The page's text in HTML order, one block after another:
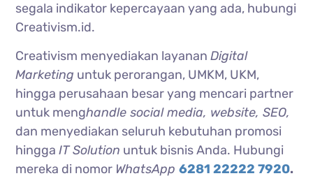
segala indikator kepercayaan yang ada, hubungi
Creativism.id.
Creativism menyediakan layananDigital
Marketing untuk perorangan, UMKM, UKM,
hingga perusahaan besar yang mencari partner
untuk menghandle social media, website, SEO,
dan menyediakan seluruh kebutuhan promosi
hinggaIT Solution untuk bisnis Anda. Hubungi
mereka di nomor WhatsApp6281 22222 7920.